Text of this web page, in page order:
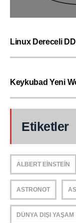
Linux Dereceli
Keykubad Yeni
Etiketler
ALBERT EINSTEIN
ASTRONOT
DÜNYA DIŞI YAŞAM